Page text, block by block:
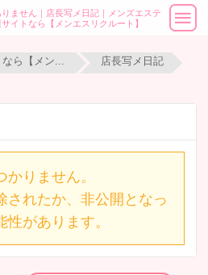
ません｜店長写メ日記｜メンズエステ
イトなら【メンエスリクルート】
店長写メ日記
かりません。
されたか、非公開となっ
性があります。